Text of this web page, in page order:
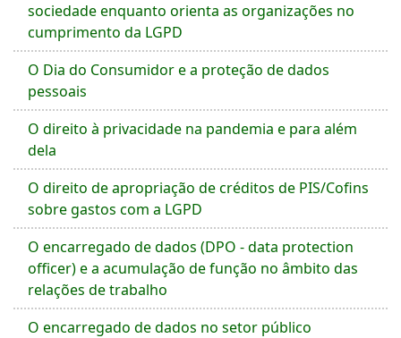
sociedade enquanto orienta as organizações no
cumprimento da LGPD
O Dia do Consumidor e a proteção de dados
pessoais
O direito à privacidade na pandemia e para além
dela
O direito de apropriação de créditos de PIS/Cofins
sobre gastos com a LGPD
O encarregado de dados (DPO - data protection
officer) e a acumulação de função no âmbito das
relações de trabalho
O encarregado de dados no setor público